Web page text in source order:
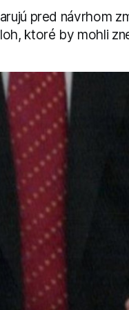
pred návrhom
ktoré by mohli